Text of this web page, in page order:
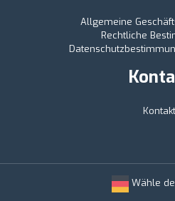
Allgemeine
Rechtliche
Kontakt
Wähle